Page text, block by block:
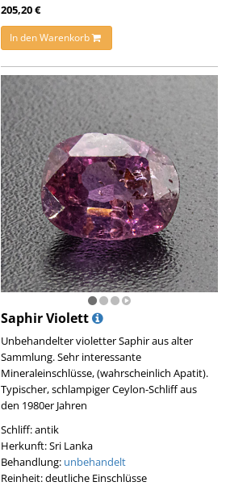
205,20 €
In den Warenkorb
Saphir Violett
Unbehandelter violetter Saphir aus alter
Sammlung. Sehr interessante
Mineraleinschlüsse, (wahrscheinlich Apatit).
Typischer, schlampiger Ceylon-Schliff aus
den 1980er Jahren
Schliff: antik
Herkunft: Sri Lanka
Behandlung: unbehandelt
Reinheit: deutliche Einschlüsse